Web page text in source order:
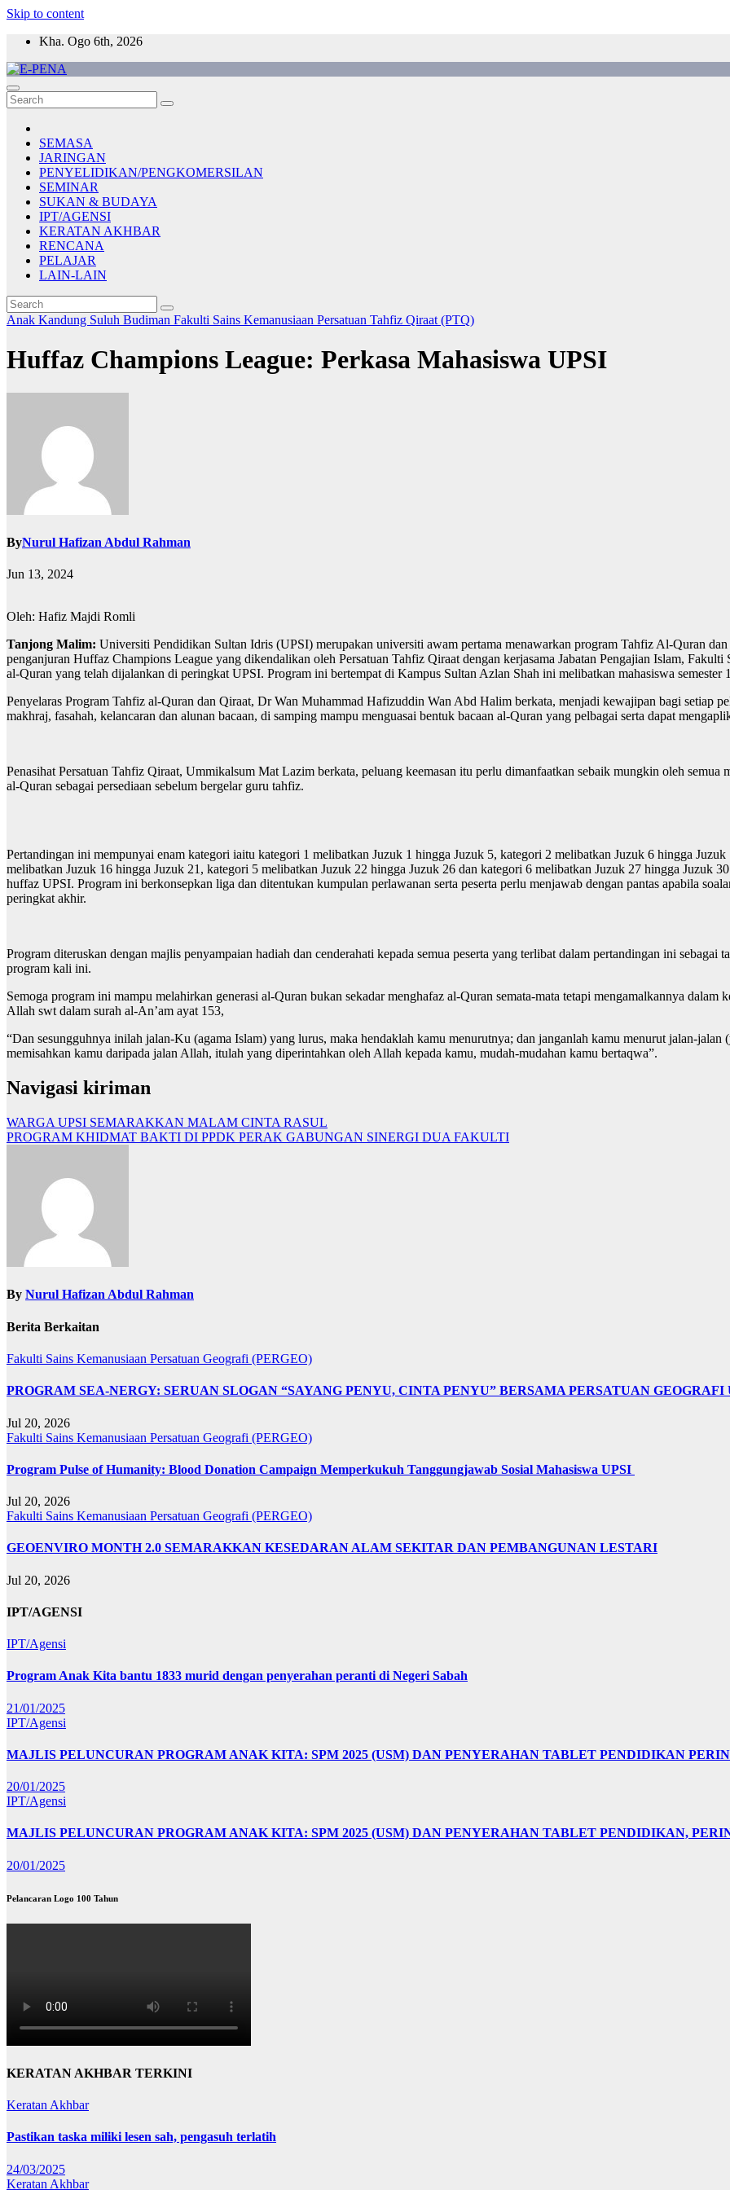
Skip to content
Kha. Ogo 6th, 2026
E-PENA
Berita Digital Terkini
SEMASA
JARINGAN
PENYELIDIKAN/PENGKOMERSILAN
SEMINAR
SUKAN & BUDAYA
IPT/AGENSI
KERATAN AKHBAR
RENCANA
PELAJAR
LAIN-LAIN
Anak Kandung Suluh Budiman Fakulti Sains Kemanusiaan Persatuan Tahfiz Qiraat (PTQ)
Huffaz Champions League: Perkasa Mahasiswa UPSI
ByNurul Hafizan Abdul Rahman
Jun 13, 2024
Oleh: Hafiz Majdi Romli
Tanjong Malim: Universiti Pendidikan Sultan Idris (UPSI) merupakan universiti awam pertama menawarkan program Tahfiz Al-Quran
penganjuran Huffaz Champions League yang dikendalikan oleh Persatuan Tahfiz Qiraat dengan kerjasama Jabatan Pengajian Islam,
al-Quran yang telah dijalankan di peringkat UPSI. Program ini bertempat di Kampus Sultan Azlan Shah ini melibatkan mahasiswa semester
Penyelaras Program Tahfiz al-Quran dan Qiraat, Dr Wan Muhammad Hafizuddin Wan Abd Halim berkata, menjadi kewajipan bagi setiap
makhraj, fasahah, kelancaran dan alunan bacaan, di samping mampu menguasai bentuk bacaan al-Quran yang pelbagai serta dapat
Penasihat Persatuan Tahfiz Qiraat, Ummikalsum Mat Lazim berkata, peluang keemasan itu perlu dimanfaatkan sebaik mungkin oleh
al-Quran sebagai persediaan sebelum bergelar guru tahfiz.
Pertandingan ini mempunyai enam kategori iaitu kategori 1 melibatkan Juzuk 1 hingga Juzuk 5, kategori 2 melibatkan Juzuk 6 hingga
melibatkan Juzuk 16 hingga Juzuk 21, kategori 5 melibatkan Juzuk 22 hingga Juzuk 26 dan kategori 6 melibatkan Juzuk 27 hingga Juzuk
huffaz UPSI. Program ini berkonsepkan liga dan ditentukan kumpulan perlawanan serta peserta perlu menjawab dengan pantas apabila
peringkat akhir.
Program diteruskan dengan majlis penyampaian hadiah dan cenderahati kepada semua peserta yang terlibat dalam pertandingan ini sebagai
program kali ini.
Semoga program ini mampu melahirkan generasi al-Quran bukan sekadar menghafaz al-Quran semata-mata tetapi mengamalkannya
Allah swt dalam surah al-An’am ayat 153,
“Dan sesungguhnya inilah jalan-Ku (agama Islam) yang lurus, maka hendaklah kamu menurutnya; dan janganlah kamu menurut jalan-
memisahkan kamu daripada jalan Allah, itulah yang diperintahkan oleh Allah kepada kamu, mudah-mudahan kamu bertaqwa”.
Navigasi kiriman
WARGA UPSI SEMARAKKAN MALAM CINTA RASUL
PROGRAM KHIDMAT BAKTI DI PPDK PERAK GABUNGAN SINERGI DUA FAKULTI
By Nurul Hafizan Abdul Rahman
Berita Berkaitan
Fakulti Sains Kemanusiaan Persatuan Geografi (PERGEO)
PROGRAM SEA-NERGY: SERUAN SLOGAN “SAYANG PENYU, CINTA PENYU” BERSAMA PERSATUAN GEOGRAFI
Jul 20, 2026
Fakulti Sains Kemanusiaan Persatuan Geografi (PERGEO)
Program Pulse of Humanity: Blood Donation Campaign Memperkukuh Tanggungjawab Sosial Mahasiswa UPSI
Jul 20, 2026
Fakulti Sains Kemanusiaan Persatuan Geografi (PERGEO)
GEOENVIRO MONTH 2.0 SEMARAKKAN KESEDARAN ALAM SEKITAR DAN PEMBANGUNAN LESTARI
Jul 20, 2026
IPT/AGENSI
IPT/Agensi
Program Anak Kita bantu 1833 murid dengan penyerahan peranti di Negeri Sabah
21/01/2025
IPT/Agensi
MAJLIS PELUNCURAN PROGRAM ANAK KITA: SPM 2025 (USM) DAN PENYERAHAN TABLET PENDIDIKAN
20/01/2025
IPT/Agensi
MAJLIS PELUNCURAN PROGRAM ANAK KITA: SPM 2025 (USM) DAN PENYERAHAN TABLET PENDIDIKAN,
20/01/2025
Pelancaran Logo 100 Tahun
KERATAN AKHBAR TERKINI
Keratan Akhbar
Pastikan taska miliki lesen sah, pengasuh terlatih
24/03/2025
Keratan Akhbar